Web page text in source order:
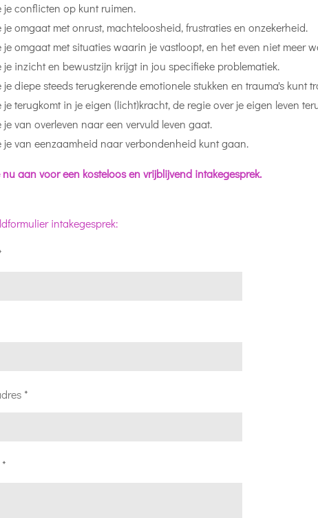
je conflicten op kunt ruimen.
je omgaat met onrust, machteloosheid, frustraties en onzekerheid.
je omgaat met situaties waarin je vastloopt, en het even niet meer
je inzicht en bewustzijn krijgt in jou specifieke problematiek.
je diepe steeds terugkerende emotionele stukken en trauma's kunt
je terugkomt in je eigen (licht)kracht, de regie over je eigen leven
je van overleven naar een vervuld leven gaat.
je van eenzaamheid naar verbondenheid kunt gaan.
nu aan voor een kosteloos en vrijblijvend intakegesprek.
intakegesprek:
*